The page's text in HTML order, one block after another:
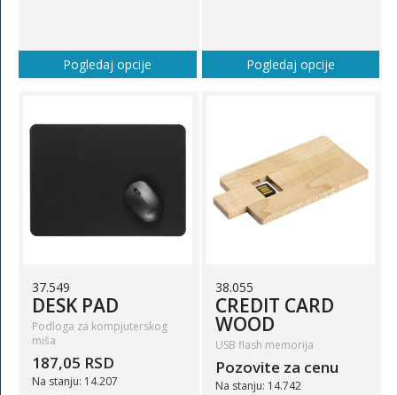
Pogledaj opcije Pogledaj opcije
37.549
DESK PAD
Podloga za kompjuterskog
miša
187,05 RSD
Na stanju: 14.207
38.055
CREDIT CARD
WOOD
USB flash memorija
Pozovite za cenu
Na stanju: 14.742